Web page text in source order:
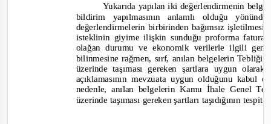
Yukarıda yapılan iki değerlendirmenin
bildirim yapılmasının anlamlı olduğu
değerlendirmelerin birbirinden bağımsız işletilmesi
isteklinin giyime ilişkin sunduğu proforma
olağan durumu ve ekonomik verilerle ilgili
bilinmesine rağmen, sırf, anılan belgelerin
üzerinde taşıması gereken şartlara uygun
açıklamasının mevzuata uygun olduğunu
nedenle, anılan belgelerin Kamu İhale Genel
üzerinde taşıması gereken şartları taşıdığının